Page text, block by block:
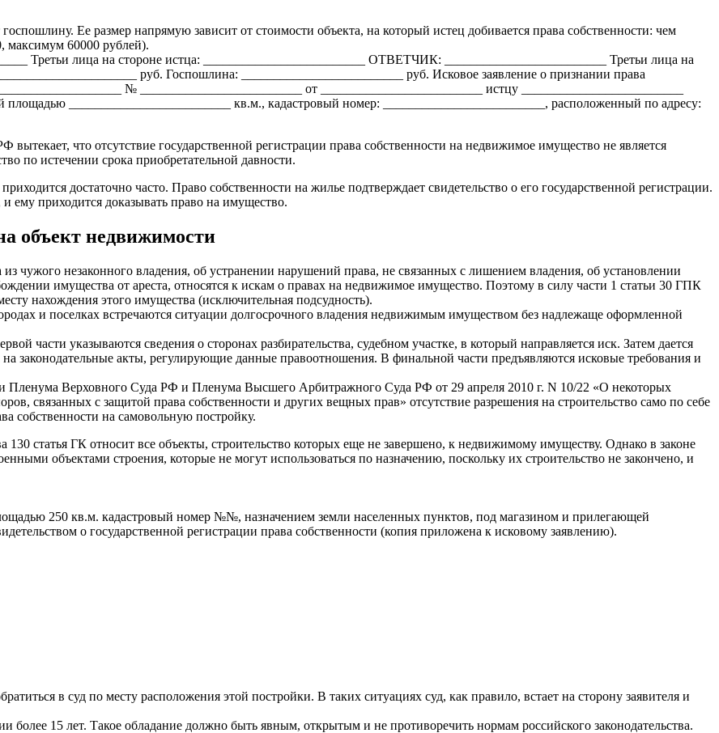
Ее размер напрямую зависит от стоимости объекта, на который истец добивается права собственности: чем
максимум 60000 рублей).
Третьи лица на стороне истца: _________________________ ОТВЕТЧИК: _________________________ Третьи лица на
руб. Госпошлина: _________________________ руб. Исковое заявление о признании права
№ _________________________ от _________________________ истцу _________________________
площадью _________________________ кв.м., кадастровый номер: _________________________, расположенный по адресу:
что отсутствие государственной регистрации права собственности на недвижимое имущество не является
по истечении срока приобретательной давности.
достаточно часто. Право собственности на жилье подтверждает свидетельство о его государственной регистрации.
ему приходится доказывать право на имущество.
объект недвижимости
чужого незаконного владения, об устранении нарушений права, не связанных с лишением владения, об установлении
имущества от ареста, относятся к искам о правах на недвижимое имущество. Поэтому в силу части 1 статьи 30 ГПК
нахождения этого имущества (исключительная подсудность).
и поселках встречаются ситуации долгосрочного владения недвижимым имуществом без надлежаще оформленной
части указываются сведения о сторонах разбирательства, судебном участке, в который направляется иск. Затем дается
законодательные акты, регулирующие данные правоотношения. В финальной части предъявляются исковые требования и
Пленума Верховного Суда РФ и Пленума Высшего Арбитражного Суда РФ от 29 апреля 2010 г. N 10/22 «О некоторых
связанных с защитой права собственности и других вещных прав» отсутствие разрешения на строительство само по себе
собственности на самовольную постройку.
130 статья ГК относит все объекты, строительство которых еще не завершено, к недвижимому имуществу. Однако в законе
объектами строения, которые не могут использоваться по назначению, поскольку их строительство не закончено, и
250 кв.м. кадастровый номер №№, назначением земли населенных пунктов, под магазином и прилегающей
о государственной регистрации права собственности (копия приложена к исковому заявлению).
в суд по месту расположения этой постройки. В таких ситуациях суд, как правило, встает на сторону заявителя и
15 лет. Такое обладание должно быть явным, открытым и не противоречить нормам российского законодательства.